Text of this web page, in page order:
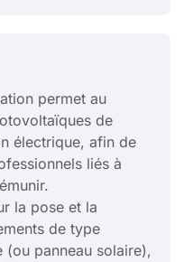
permet au
de
électrique, afin de
liés à
la pose et la
de type
panneau solaire),